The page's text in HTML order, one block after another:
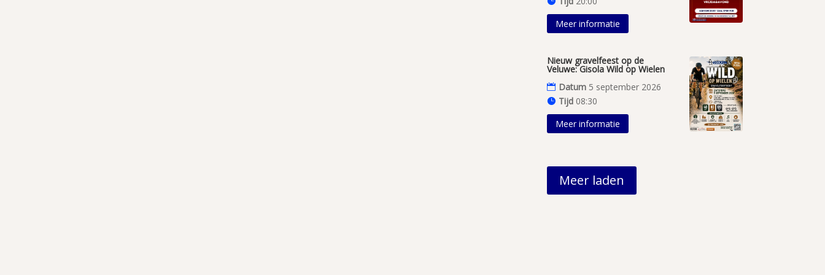
Meer informatie
Nieuw gravelfeest op de
Veluwe: Gisola Wild op Wielen
Datum 5 september 2026
Tijd 08:30
Meer informatie
Meer laden